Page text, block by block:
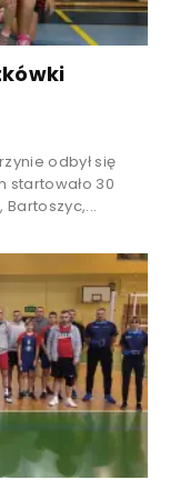
odbył się
startowało 30
Bartoszyc,...